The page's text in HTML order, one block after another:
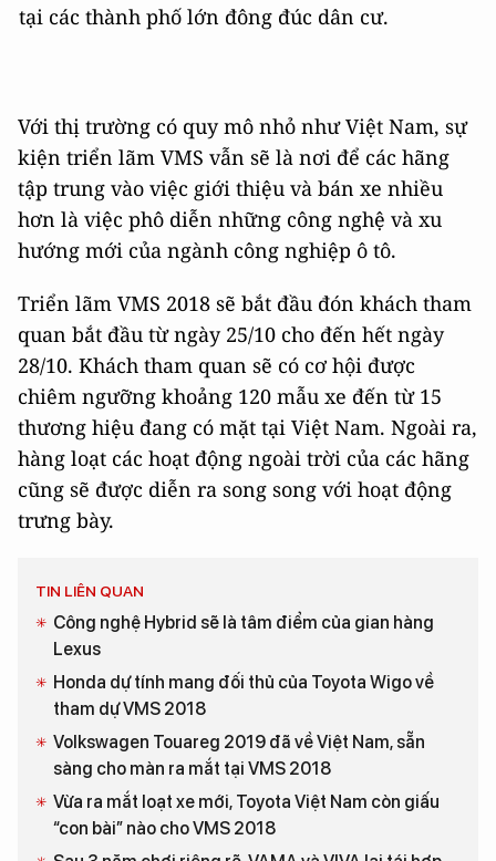
tại các thành phố lớn đông đúc dân cư.
Với thị trường có quy mô nhỏ như Việt Nam, sự
kiện triển lãm VMS vẫn sẽ là nơi để các hãng
tập trung vào việc giới thiệu và bán xe nhiều
hơn là việc phô diễn những công nghệ và xu
hướng mới của ngành công nghiệp ô tô.
Triển lãm VMS 2018 sẽ bắt đầu đón khách tham
quan bắt đầu từ ngày 25/10 cho đến hết ngày
28/10. Khách tham quan sẽ có cơ hội được
chiêm ngưỡng khoảng 120 mẫu xe đến từ 15
thương hiệu đang có mặt tại Việt Nam. Ngoài ra,
hàng loạt các hoạt động ngoài trời của các hãng
cũng sẽ được diễn ra song song với hoạt động
trưng bày.
TIN LIÊN QUAN
Công nghệ Hybrid sẽ là tâm điểm của gian hàng
Lexus
Honda dự tính mang đối thủ của Toyota Wigo về
tham dự VMS 2018
Volkswagen Touareg 2019 đã về Việt Nam, sẵn
sàng cho màn ra mắt tại VMS 2018
Vừa ra mắt loạt xe mới, Toyota Việt Nam còn giấu
“con bài” nào cho VMS 2018